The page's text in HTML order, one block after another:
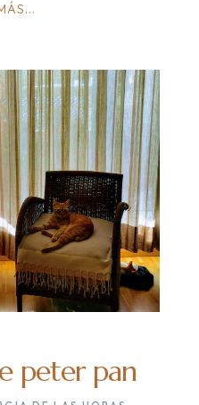
peter pan